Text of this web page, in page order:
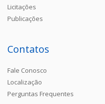
Licitações
Publicações
Contatos
Fale Conosco
Localização
Perguntas Frequentes